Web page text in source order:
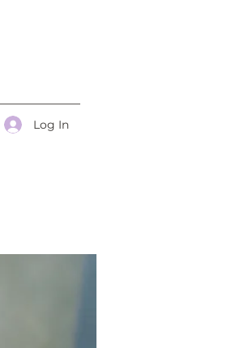
Log In